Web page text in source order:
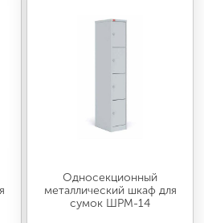
Односекционный
металлический шкаф для
сумок ШРМ-14